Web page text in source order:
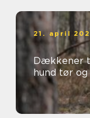
21. april
Dækkener
hund tør